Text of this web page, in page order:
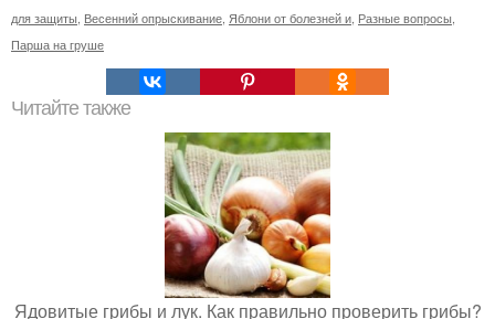
для защиты Весенний опрыскивание Яблони от болезней и Разные вопросы
Парша на груше
Читайте также
Ядовитые грибы и лук. Как правильно проверить грибы?